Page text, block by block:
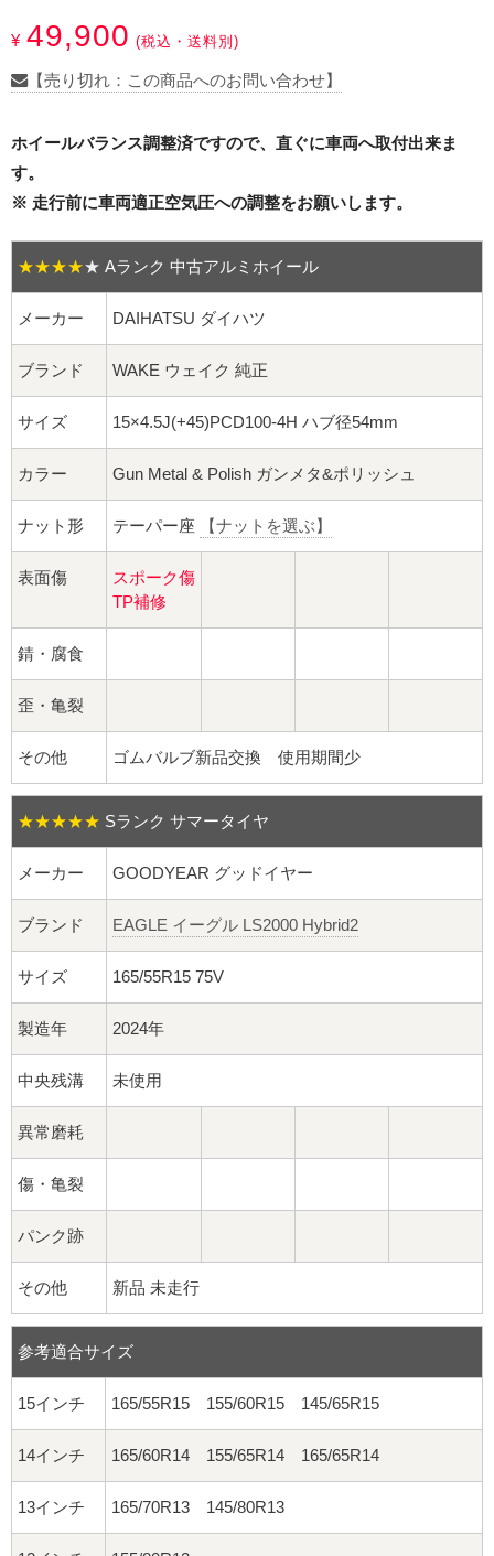
15インチ：夏タイヤホイール
16インチ：夏タイヤホイール
17インチ：夏タイヤホイール
19インチ：夏タイヤホイール
20インチ：夏タイヤホイール
ホイールナット
ショート平面ナット
球面座ナット
ロング球面ナット
ショート球面ナット
貫通ナット
袋ナット
ロング袋ナット
ショート袋ナット
スチール鉄ホイール
持ち込み交換工賃
¥ 49,900 (税込・送料別)
【売り切れ：この商品へのお問い合わせ】
ホイールバランス調整済ですので、直ぐに車両へ取付出来ま
す。
※ 走行前に車両適正空気圧への調整をお願いします。
★★★★★ Aランク 中古アルミホイール
メーカー DAIHATSU ダイハツ
ブランド WAKE ウェイク 純正
サイズ 15×4.5J(+45)PCD100-4H ハブ径54mm
カラー Gun Metal & Polish ガンメタ&ポリッシュ
ナット形 テーパー座 【ナットを選ぶ】
表面傷
スポーク傷
TP補修
錆・腐食
歪・亀裂
その他 ゴムバルブ新品交換 使用期間少
★★★★★ Sランク サマータイヤ
メーカー GOODYEAR グッドイヤー
ブランド EAGLE イーグル LS2000 Hybrid2
サイズ 165/55R15 75V
製造年 2024年
中央残溝 未使用
異常磨耗
傷・亀裂
パンク跡
その他 新品 未走行
参考適合サイズ
15インチ 165/55R15 155/60R15 145/65R15
14インチ 165/60R14 155/65R14 165/65R14
13インチ 165/70R13 145/80R13